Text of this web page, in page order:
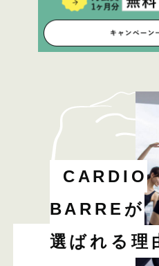
CARDIO
BARREが
選ばれる理